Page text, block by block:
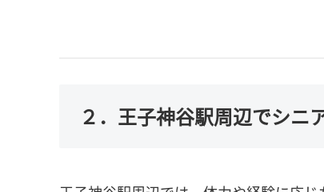
２．王子神谷駅周辺でシニ